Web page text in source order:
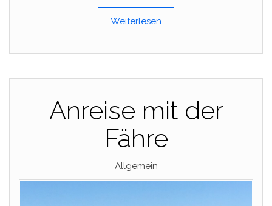
Weiterlesen
Anreise mit der
Fähre
Allgemein